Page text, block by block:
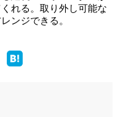
れる。取り外し可能な
ンジできる。